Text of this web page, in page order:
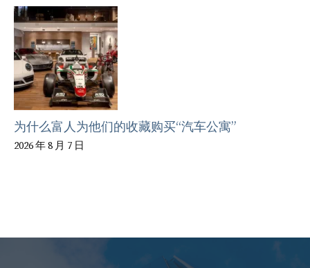
为什么富人为他们的收藏购买“汽车公寓”
2026 年 8 月 7 日